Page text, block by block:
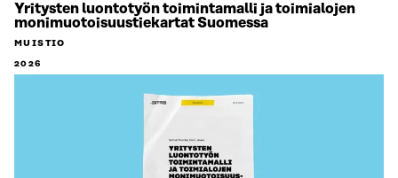
Yritysten luontotyön toimintamalli ja toimialojen
monimuotoisuustiekartat Suomessa
MUISTIO
2026